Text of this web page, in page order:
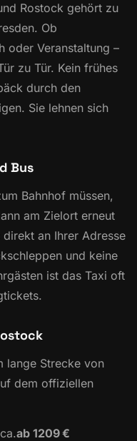
Rostock gehört zu
Ob
oder Veranstaltung –
zu Tür. Kein frühes
durch den
Sie lehnen sich
Bus
Bahnhof müssen,
am Zielort erneut
an Ihrer Adresse
und keine
ist das Taxi oft
lange Strecke von
dem offiziellen
ca.ab 1209 €